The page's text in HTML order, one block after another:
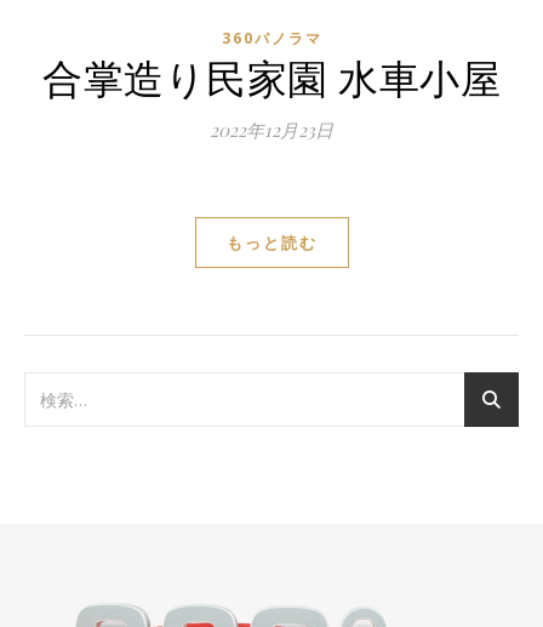
360パノラマ
合掌造り民家園 水車小屋
2022年12月23日
もっと読む